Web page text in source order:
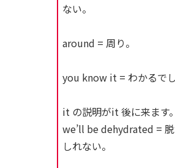
ない。
around = 周り。
you know it = わかるで
it の説明がit 後に来ます。
we’ll be dehydrated =
しれない。